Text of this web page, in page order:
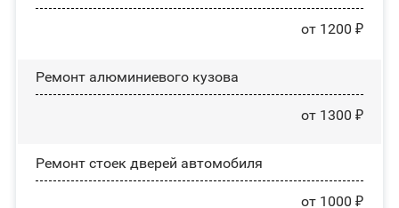
от 1200 ₽
Ремонт алюминиевого кузова
от 1300 ₽
Ремонт стоек дверей автомобиля
от 1000 ₽